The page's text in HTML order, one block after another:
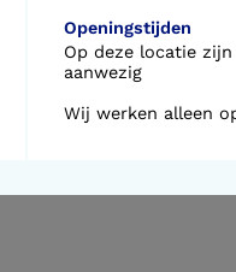
voor Sport
Hand Duim
Orthopedische Schoenen
Pantoffels
en Veiligheid
Prothese
in
Openingstijden
Op deze locatie
aanwezig
Wij werken alleen